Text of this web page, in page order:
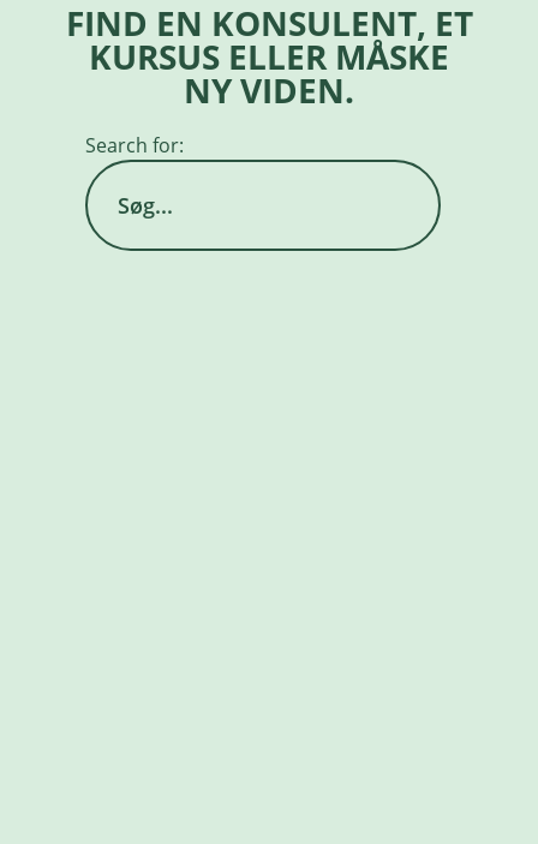
FIND EN KONSULENT, ET
KURSUS ELLER MÅSKE
NY VIDEN.
Search for: